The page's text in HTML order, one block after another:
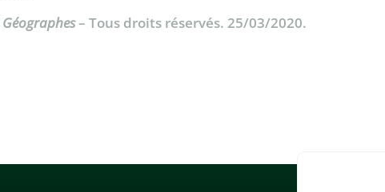
– Tous droits réservés. 25/03/2020.